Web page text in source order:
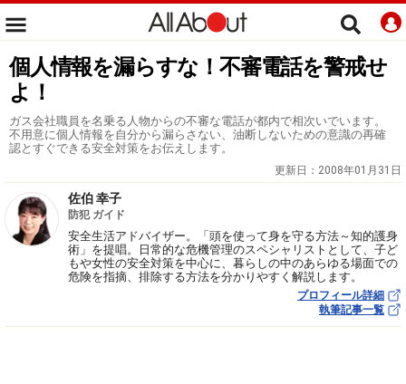
個人情報を漏らすな！不審電話を警戒せ
よ！
ガス会社職員を名乗る人物からの不審な電話が都内で相次いでいます。
不用意に個人情報を自分から漏らさない、油断しないための意識の再確
認とすぐできる安全対策をお伝えします。
更新日： 2008年01月31日
佐伯 幸子
防犯 ガイド
安全生活アドバイザー。「頭を使って身を守る方法～知的護身
術」を提唱。日常的な危機管理のスペシャリストとして、子ど
もや女性の安全対策を中心に、暮らしの中のあらゆる場面での
危険を指摘、排除する方法を分かりやすく解説します。
プロフィール詳細
執筆記事一覧